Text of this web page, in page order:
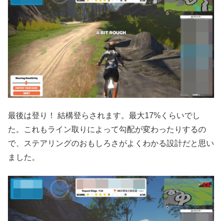
最後は登り！ 結構登らされます。最大17%くらいでし
た。これもライン取りによって勾配が変わったりするの
で、ステアリングのおもしろさがよくわかる設計だと思い
ました。